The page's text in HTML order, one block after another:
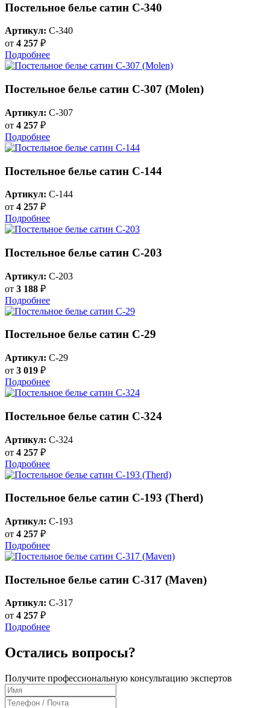
Постельное белье сатин С-340
Артикул: C-340
от 4 257 ₽
Подробнее
Постельное белье сатин С-307 (Molen)
Артикул: C-307
от 4 257 ₽
Подробнее
Постельное белье сатин С-144
Артикул: C-144
от 4 257 ₽
Подробнее
Постельное белье сатин С-203
Артикул: C-203
от 3 188 ₽
Подробнее
Постельное белье сатин C-29
Артикул: C-29
от 3 019 ₽
Подробнее
Постельное белье сатин С-324
Артикул: C-324
от 4 257 ₽
Подробнее
Постельное белье сатин С-193 (Therd)
Артикул: C-193
от 4 257 ₽
Подробнее
Постельное белье сатин С-317 (Maven)
Артикул: C-317
от 4 257 ₽
Подробнее
Остались вопросы?
Получите профессиональную консультацию экспертов